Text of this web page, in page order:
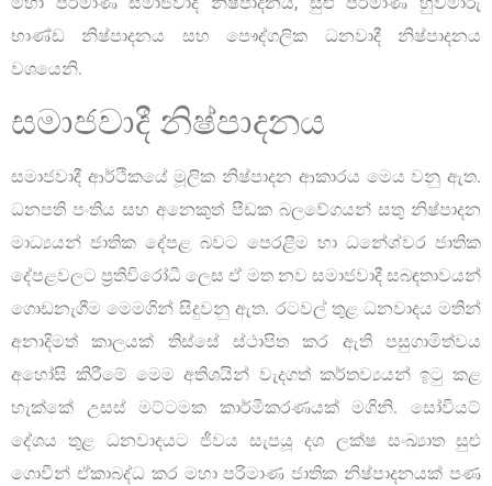
භාණ්ඩ නිෂ්පාදනය සහ පෞද්ගලික ධනවාදී නිෂ්පාදනය
වශයෙනි.
සමාජවාදී නිෂ්පාදනය
සමාජවාදී ආර්ථිකයේ මූලික නිෂ්පාදන ආකාරය මෙය වනු ඇත.
ධනපති පංතිය සහ අනෙකුත් පීඩක බලවේගයන් සතු නිෂ්පාදන
මාධ්‍යයන් ජාතික දේපළ බවට පෙරළීම හා ධනේශ්වර ජාතික
දේපළවලට ප්‍රතිවිරෝධී ලෙස ඒ මත නව සමාජවාදී සබඳතාවයන්
ගොඩනැගීම මෙමගින් සිදුවනු ඇත. රටවල් තුළ ධනවාදය මතින්
අනාදිමත් කාලයක් තිස්සේ ස්ථාපිත කර ඇති පසුගාමිත්වය
අහෝසි කිරීමේ මෙම අතිශයින් වැදගත් කර්තව්‍යයන් ඉටු කළ
හැක්කේ උසස් මට්ටමක කාර්මීකරණයක් මගිනි. සෝවියට්
දේශය තුළ ධනවාදයට ජීවය සැපයූ දශ ලක්ෂ සංඛ්‍යාත සුළු
ගොවීන් ඒකාබද්ධ කර මහා පරිමාණ ජාතික නිෂ්පාදනයක් පණ